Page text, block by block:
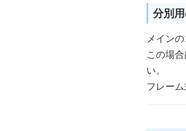
分別
メインの
この場
い。
フレー